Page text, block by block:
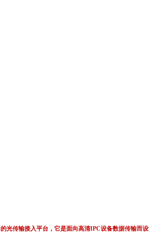
传输接入平台，它是面向高清IPC设备数据传输